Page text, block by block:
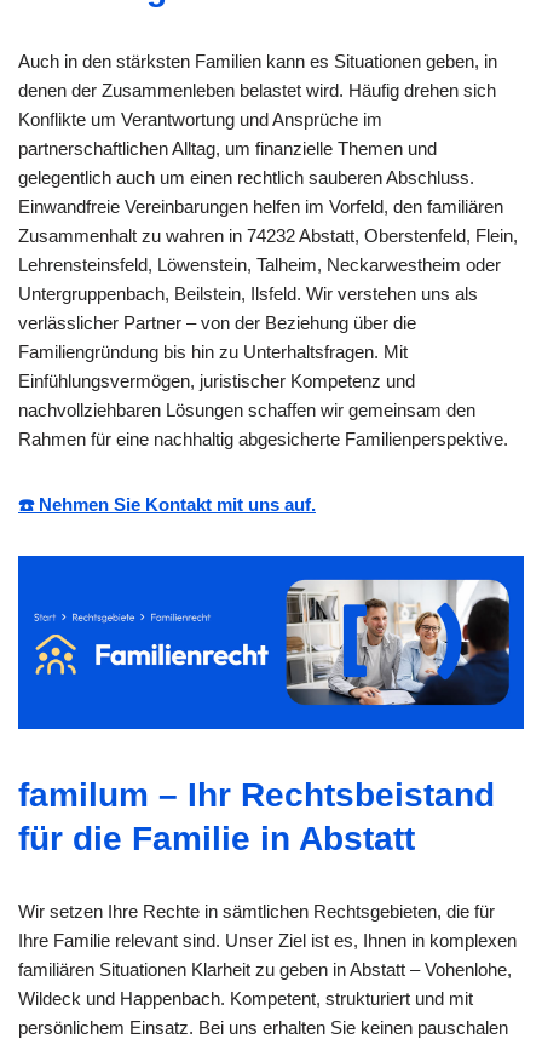
Auch in den stärksten Familien kann es Situationen geben, in
denen der Zusammenleben belastet wird. Häufig drehen sich
Konflikte um Verantwortung und Ansprüche im
partnerschaftlichen Alltag, um finanzielle Themen und
gelegentlich auch um einen rechtlich sauberen Abschluss.
Einwandfreie Vereinbarungen helfen im Vorfeld, den familiären
Zusammenhalt zu wahren in 74232 Abstatt, Oberstenfeld, Flein,
Lehrensteinsfeld, Löwenstein, Talheim, Neckarwestheim oder
Untergruppenbach, Beilstein, Ilsfeld. Wir verstehen uns als
verlässlicher Partner – von der Beziehung über die
Familiengründung bis hin zu Unterhaltsfragen. Mit
Einfühlungsvermögen, juristischer Kompetenz und
nachvollziehbaren Lösungen schaffen wir gemeinsam den
Rahmen für eine nachhaltig abgesicherte Familienperspektive.
☎️ Nehmen Sie Kontakt mit uns auf.
familum – Ihr Rechtsbeistand
für die Familie in Abstatt
Wir setzen Ihre Rechte in sämtlichen Rechtsgebieten, die für
Ihre Familie relevant sind. Unser Ziel ist es, Ihnen in komplexen
familiären Situationen Klarheit zu geben in Abstatt – Vohenlohe,
Wildeck und Happenbach. Kompetent, strukturiert und mit
persönlichem Einsatz. Bei uns erhalten Sie keinen pauschalen